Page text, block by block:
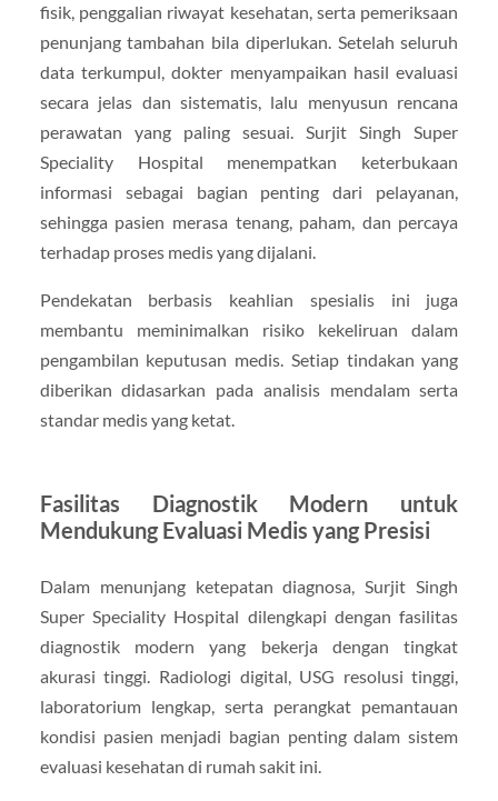
fisik, penggalian riwayat kesehatan, serta pemeriksaan
penunjang tambahan bila diperlukan. Setelah seluruh
data terkumpul, dokter menyampaikan hasil evaluasi
secara jelas dan sistematis, lalu menyusun rencana
perawatan yang paling sesuai. Surjit Singh Super
Speciality Hospital menempatkan keterbukaan
informasi sebagai bagian penting dari pelayanan,
sehingga pasien merasa tenang, paham, dan percaya
terhadap proses medis yang dijalani.
Pendekatan berbasis keahlian spesialis ini juga
membantu meminimalkan risiko kekeliruan dalam
pengambilan keputusan medis. Setiap tindakan yang
diberikan didasarkan pada analisis mendalam serta
standar medis yang ketat.
Fasilitas Diagnostik Modern untuk
Mendukung Evaluasi Medis yang Presisi
Dalam menunjang ketepatan diagnosa, Surjit Singh
Super Speciality Hospital dilengkapi dengan fasilitas
diagnostik modern yang bekerja dengan tingkat
akurasi tinggi. Radiologi digital, USG resolusi tinggi,
laboratorium lengkap, serta perangkat pemantauan
kondisi pasien menjadi bagian penting dalam sistem
evaluasi kesehatan di rumah sakit ini.